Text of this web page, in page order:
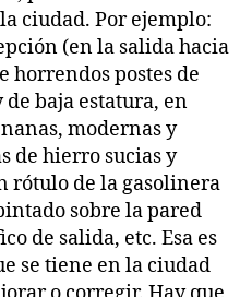
ciudad. Por ejemplo:
(en la salida hacia
horrendos postes de
baja estatura, en
modernas y
de hierro sucias y
rótulo de la gasolinera
sobre la pared
de salida, etc. Esa es
se tiene en la ciudad